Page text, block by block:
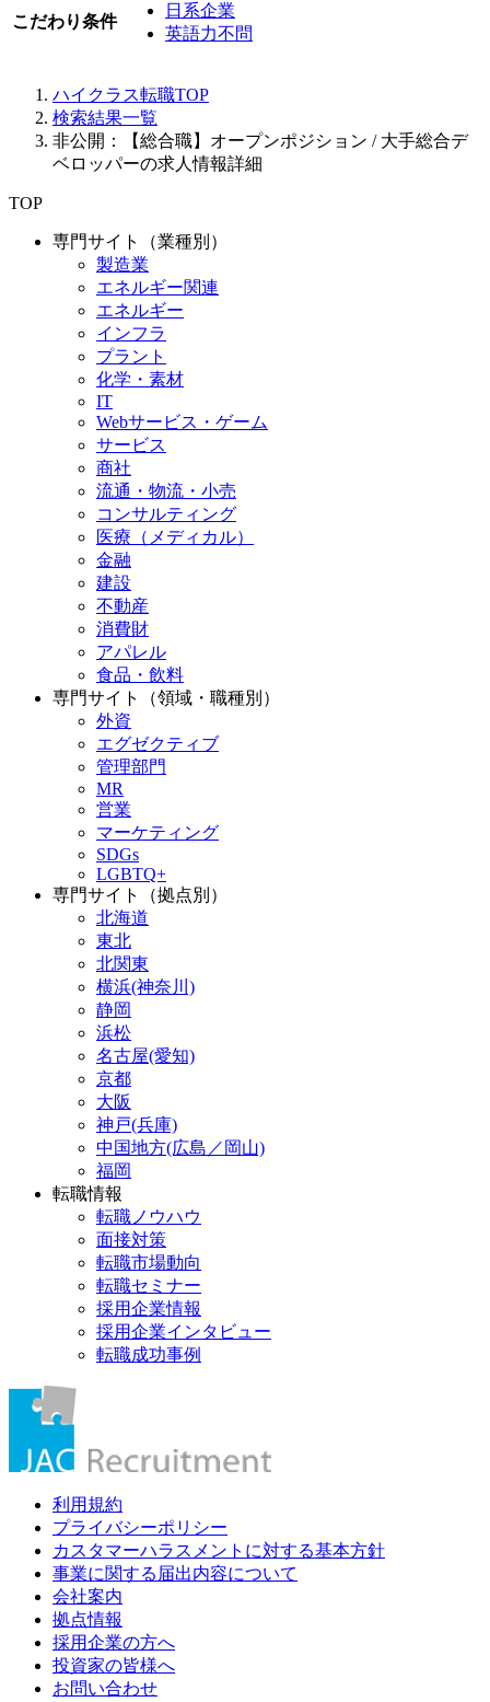
こだわり条件
日系企業
英語力不問
ハイクラス転職TOP
検索結果一覧
非公開：【総合職】オープンポジション / 大手総合デ
ベロッパーの求人情報詳細
TOP
専門サイト（業種別）
製造業
エネルギー関連
エネルギー
インフラ
プラント
化学・素材
IT
Webサービス・ゲーム
サービス
商社
流通・物流・小売
コンサルティング
医療（メディカル）
金融
建設
不動産
消費財
アパレル
食品・飲料
専門サイト（領域・職種別）
外資
エグゼクティブ
管理部門
MR
営業
マーケティング
SDGs
LGBTQ+
専門サイト（拠点別）
北海道
東北
北関東
横浜(神奈川)
静岡
浜松
名古屋(愛知)
京都
大阪
神戸(兵庫)
中国地方(広島／岡山)
福岡
転職情報
転職ノウハウ
面接対策
転職市場動向
転職セミナー
採用企業情報
採用企業インタビュー
転職成功事例
利用規約
プライバシーポリシー
カスタマーハラスメントに対する基本方針
事業に関する届出内容について
会社案内
拠点情報
採用企業の方へ
投資家の皆様へ
お問い合わせ